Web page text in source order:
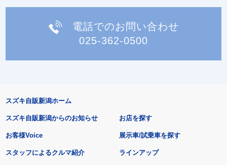
電話でのお問い合わせ
025-362-0500
スズキ自販新潟ホーム
スズキ自販新潟からのお知らせ
お客様Voice
スタッフによるクルマ紹介
お店を探す
展示車/試乗車を探す
ラインアップ